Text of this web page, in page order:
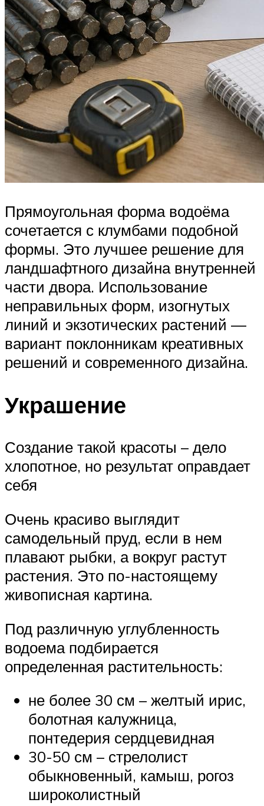
Прямоугольная форма водоёма
сочетается с клумбами подобной
формы. Это лучшее решение для
ландшафтного дизайна внутренней
части двора. Использование
неправильных форм, изогнутых
линий и экзотических растений —
вариант поклонникам креативных
решений и современного дизайна.
Украшение
Создание такой красоты – дело
хлопотное, но результат оправдает
себя
Очень красиво выглядит
самодельный пруд, если в нем
плавают рыбки, а вокруг растут
растения. Это по-настоящему
живописная картина.
Под различную углубленность
водоема подбирается
определенная растительность:
не более 30 см – желтый ирис,
болотная калужница,
понтедерия сердцевидная
30-50 см – стрелолист
обыкновенный, камыш, рогоз
широколистный